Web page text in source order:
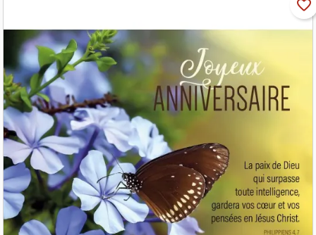
favorite_border